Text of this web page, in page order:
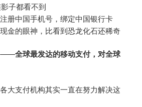
子都看不到
册中国手机号，绑定中国银行卡
金的眼神，比看到恐龙化石还稀奇
——全球最发达的移动支付，对全球
大支付机构其实一直在努力解决这